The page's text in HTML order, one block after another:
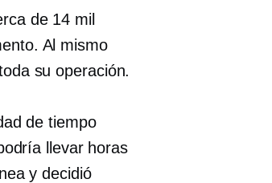
de 14 mil
Al mismo
su operación.
de tiempo
llevar horas
y decidió